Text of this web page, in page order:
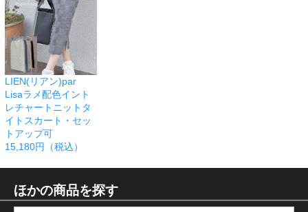
LIEN(リアン)par
Lisaラメ配色イント
レチャートニットタ
イトスカート・セッ
トアップ可
15,180円（税込）
ほかの商品を探す